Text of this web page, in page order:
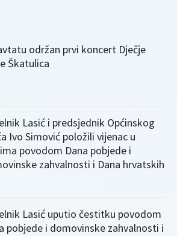
održan prvi koncert Dječje
Škatulica
Lasić i predsjednik Općinskog
Ivo Simović položili vijenac u
povodom Dana pobjede i
zahvalnosti i Dana hrvatskih
Lasić uputio čestitku povodom
pobjede i domovinske zahvalnosti i